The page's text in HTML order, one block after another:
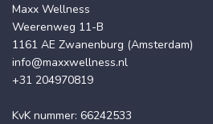
Maxx Wellness
Weerenweg 11-B
1161 AE Zwanenburg (Amsterdam)
info@maxxwellness.nl
+31 204970819
KvK nummer: 66242533